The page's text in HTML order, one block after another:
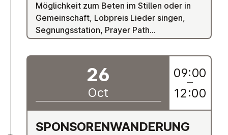
Möglichkeit zum Beten im Stillen oder in
Gemeinschaft, Lobpreis Lieder singen,
Segnungsstation, Prayer Path...
SPONSOR­EN­WAN­DER­UNG
26
Oct
09:00
–
12:00